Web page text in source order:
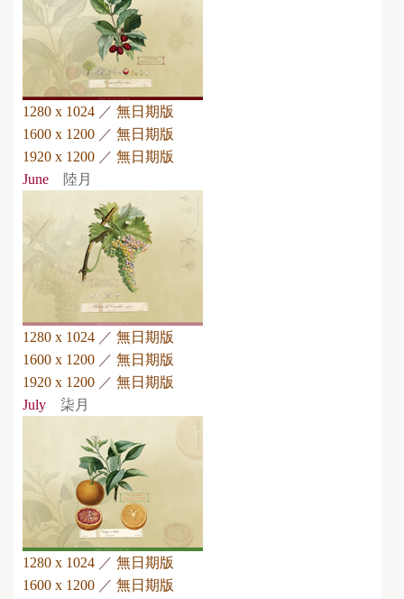
1280 x 1024 ／ 無日期版
1600 x 1200 ／ 無日期版
1920 x 1200 ／ 無日期版
June
陸月
1280 x 1024 ／ 無日期版
1600 x 1200 ／ 無日期版
1920 x 1200 ／ 無日期版
July 柒月
1280 x 1024 ／ 無日期版
1600 x 1200 ／ 無日期版